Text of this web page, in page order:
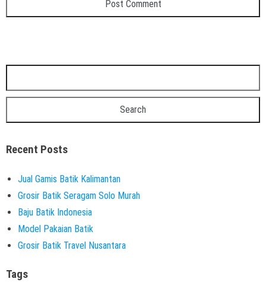
Recent Posts
Jual Gamis Batik Kalimantan
Grosir Batik Seragam Solo Murah
Baju Batik Indonesia
Model Pakaian Batik
Grosir Batik Travel Nusantara
Tags